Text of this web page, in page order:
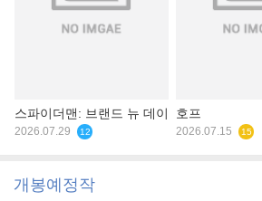
스파이더맨: 브랜드 뉴 데이
2026.07.29 12
호프
2026.07.15 15
개봉예정작